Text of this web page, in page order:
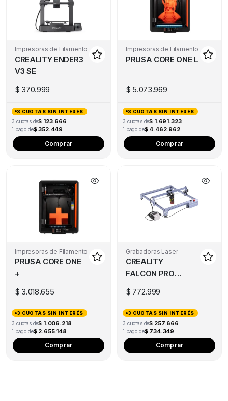
Impresoras de Filamento
CREALITY ENDER3
V3 SE
$ 370.999
3 CUOTAS SIN INTERÉS
3 cuotas de$ 123.666
1 pago de$ 352.449
Comprar
Impresoras de Filamento
PRUSA CORE ONE L
$ 5.073.969
3 CUOTAS SIN INTERÉS
3 cuotas de$ 1.691.323
1 pago de$ 4.462.962
Comprar
Impresoras de Filamento
PRUSA CORE ONE
+
$ 3.018.655
3 CUOTAS SIN INTERÉS
3 cuotas de$ 1.006.218
1 pago de$ 2.655.148
Comprar
Grabadoras Laser
CREALITY
FALCON PRO
$ 772.999
3 CUOTAS SIN INTERÉS
3 cuotas de$ 257.666
1 pago de$ 734.349
Comprar